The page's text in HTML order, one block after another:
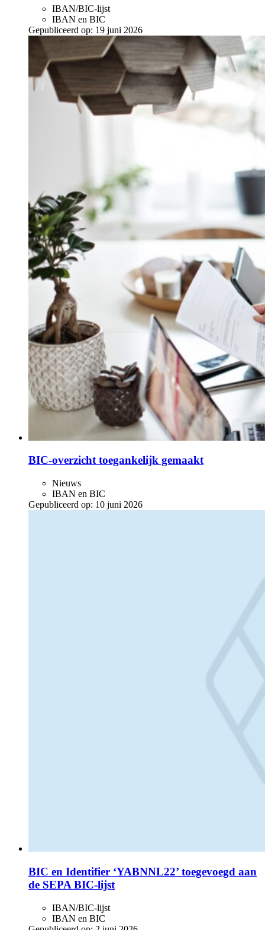
IBAN/BIC-lijst
IBAN en BIC
Gepubliceerd op: 19 juni 2026
BIC-overzicht toegankelijk gemaakt
Nieuws
IBAN en BIC
Gepubliceerd op: 10 juni 2026
BIC en Identifier ‘YABNNL22’ toegevoegd aan
de SEPA BIC-lijst
IBAN/BIC-lijst
IBAN en BIC